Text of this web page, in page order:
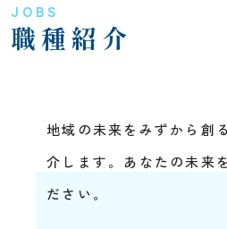
JOBS
職種紹介
地域の未来をみずから創
介します。あなたの未来
ださい。